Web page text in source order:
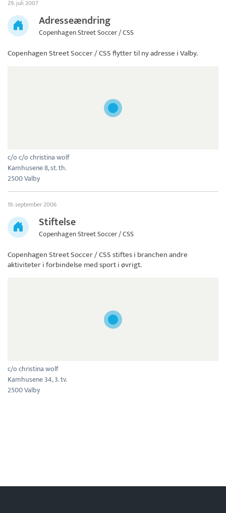
29. juli 2007
Adresseændring
Copenhagen Street Soccer / CSS
Copenhagen Street Soccer / CSSflytter til ny adresse i Valby.
c/o c/o christina wolf
Kamhusene 8, st. th.
2500 Valby
19. september 2006
Stiftelse
Copenhagen Street Soccer / CSS
Copenhagen Street Soccer / CSSstiftes i branchen andre
aktiviteter i forbindelse med sport i øvrigt.
c/o christina wolf
Kamhusene 34, 3. tv.
2500 Valby